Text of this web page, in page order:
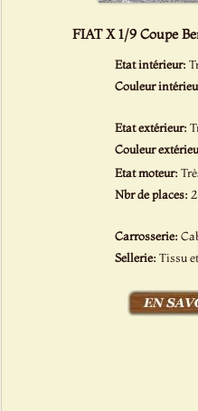
FIAT X 1/9 Coupe
Etat intérieur:
Couleur
Etat extérieur:
Couleur
Etat moteur:
Nbr de places: 2
Carrosserie:
Sellerie:Tissu